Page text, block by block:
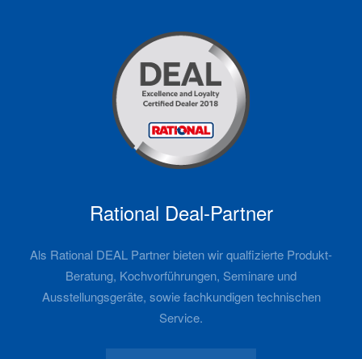
Rational Deal-Partner
Als Rational DEAL Partner bieten wir qualfizierte Produkt-
Beratung, Kochvorführungen, Seminare und
Ausstellungsgeräte, sowie fachkundigen technischen
Service.